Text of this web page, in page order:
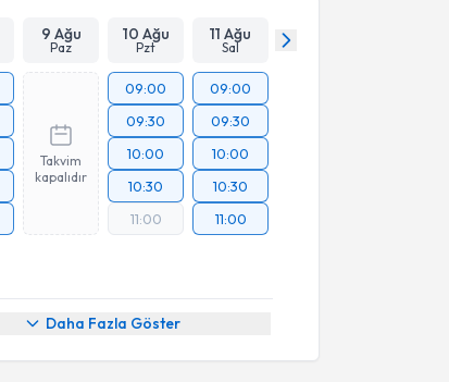
9 Ağu
Paz
10 Ağu
Pzt
11 Ağu
Sal
Takvim
kapalıdır
09:00
09:30
10:00
10:30
11:00
09:00
09:30
10:00
10:30
11:00
Daha Fazla Göster